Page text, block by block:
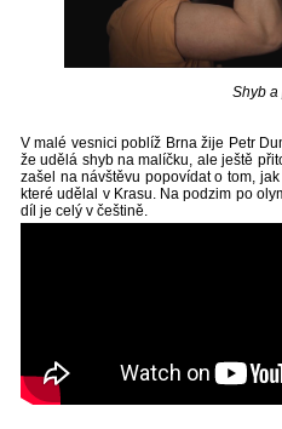
Shyb a
V malé vesnici poblíž Brna žije Petr
že udělá shyb na malíčku, ale ještě
zašel na návštěvu popovídat o tom,
které udělal v Krasu. Na podzim po
díl je celý v češtině.